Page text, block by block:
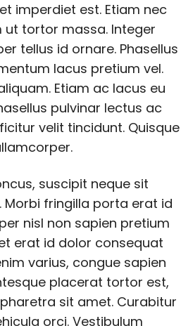
imperdiet est. Etiam nec
ut tortor massa. Integer
tellus id ornare. Phasellus
lacus pretium vel.
Etiam ac lacus eu
pulvinar lectus ac
velit tincidunt. Quisque
suscipit neque sit
fringilla porta erat id
nisl non sapien pretium
erat id dolor consequat
varius, congue sapien
placerat tortor est,
sit amet. Curabitur
orci. Vestibulum